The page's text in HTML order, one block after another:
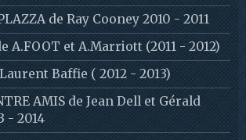
de Ray Cooney 2010 - 2011
A.FOOT et A.Marriott (2011 - 2012)
Baffie ( 2012 - 2013)
AMIS de Jean Dell et Gérald
- 2014